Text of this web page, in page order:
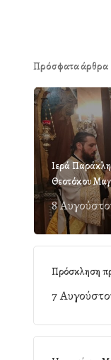
Πρόσφατα άρθρα
Ιερά
Θεοτόκου
8
Πρόσκληση
7